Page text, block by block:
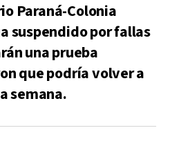
Paraná-Colonia
suspendido por fallas
una prueba
que podría volver a
semana.